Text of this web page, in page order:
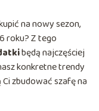
na nowy sezon,
roku? Z tego
będą najczęściej
konkretne trendy
zbudować szafę na